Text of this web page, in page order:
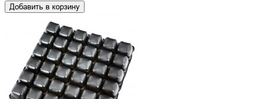
Добавить в корзину